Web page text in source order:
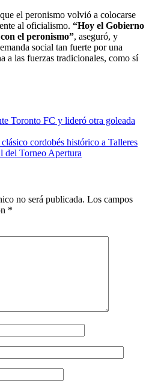
el peronismo volvió a colocarse
al oficialismo. “Hoy el Gobierno
el peronismo”, aseguró, y
social tan fuerte por una
a las fuerzas tradicionales, como sí
Toronto FC y lideró otra goleada
cordobés histórico a Talleres
del Torneo Apertura
no será publicada. Los campos
*